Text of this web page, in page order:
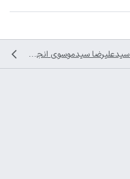
سیدعلیرضا سیدموسوی انجام شده است